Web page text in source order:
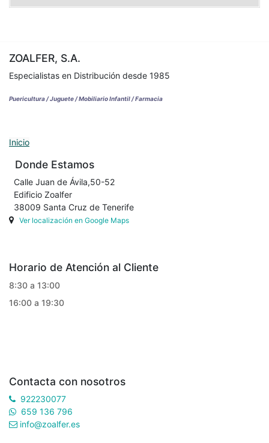
ZOALFER, S.A.
Especialistas en Distribución desde 1985
Puericultura / Juguete / Mobiliario Infantil / Farmacia
Inicio
Donde Estamos
Calle Juan de Ávila,50-52
Edificio Zoalfer
38009 Santa Cruz de Tenerife
Ver localización en Google Maps
Horario de Atención al Cliente
8:30 a 13:00
16:00 a 19:30
Contacta con nosotros
922230077
659 136 796
info@zoalfer.es